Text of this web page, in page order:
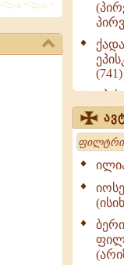
(741)
(370)
Search